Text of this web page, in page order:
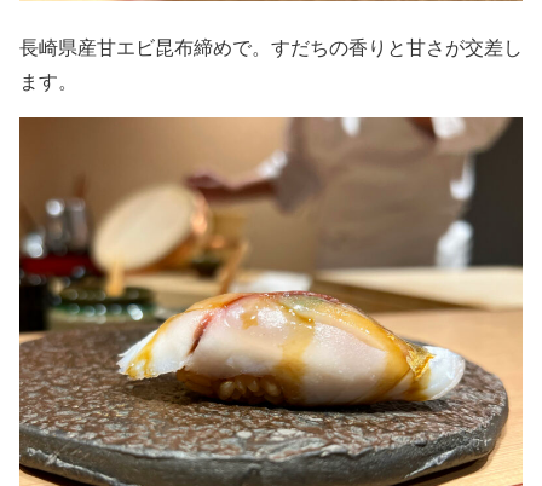
長崎県産甘エビ昆布締めで。すだちの香りと甘さが交差し
ます。